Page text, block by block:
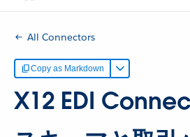
All Connectors
Copy as Markdown
X12 EDI